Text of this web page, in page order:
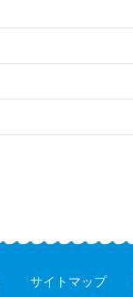
サイトマップ